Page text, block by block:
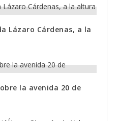
Lázaro Cárdenas, a la
la avenida 20 de